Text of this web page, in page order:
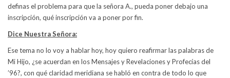
definas el problema para que la señora A., pueda poner debajo una
inscripción, qué inscripción va a poner por fin.
Dice Nuestra Señora:
Ese tema no lo voy a hablar hoy, hoy quiero reafirmar las palabras de
Mi Hijo, ¿se acuerdan en los Mensajes y Revelaciones y Profecías del
’96?, con qué claridad meridiana se habló en contra de todo lo que